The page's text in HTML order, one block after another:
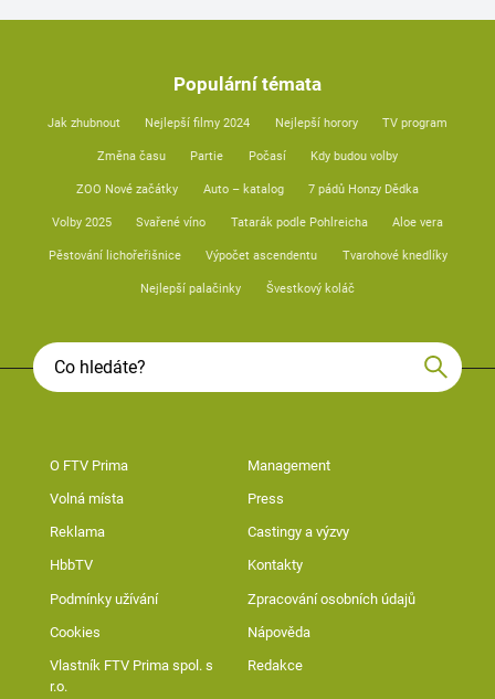
Populární témata
Jak zhubnout Nejlepší filmy 2024 Nejlepší horory TV program
Změna času Partie Počasí Kdy budou volby
ZOO Nové začátky Auto – katalog 7 pádů Honzy Dědka
Volby 2025 Svařené víno Tatarák podle Pohlreicha Aloe vera
Pěstování lichořeřišnice Výpočet ascendentu Tvarohové knedlíky
Nejlepší palačinky Švestkový koláč
O FTV Prima Management
Volná místa Press
Reklama Castingy a výzvy
HbbTV Kontakty
Podmínky užívání Zpracování osobních údajů
Cookies Nápověda
Vlastník FTV Prima spol. s
r.o.
Redakce